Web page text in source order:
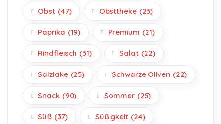
Obst (47) Obsttheke (23)
Paprika (19) Premium (21)
Rindfleisch (31) Salat (22)
Salzlake (25) Schwarze Oliven (22)
Snack (90) Sommer (25)
Süß (37) Süßigkeit (24)